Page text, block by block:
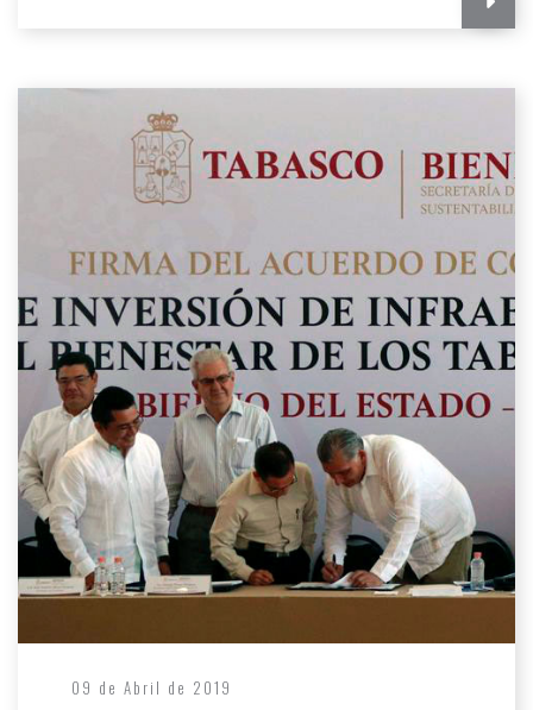
09 de Abril de 2019